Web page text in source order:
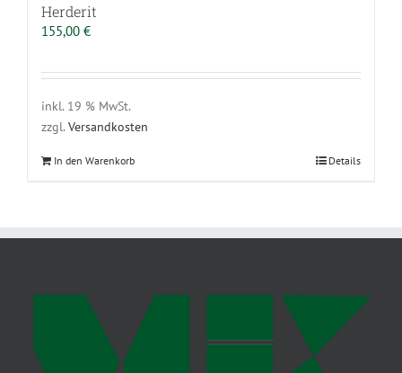
Herderit
155,00 €
inkl. 19 % MwSt.
zzgl. Versandkosten
In den Warenkorb Details